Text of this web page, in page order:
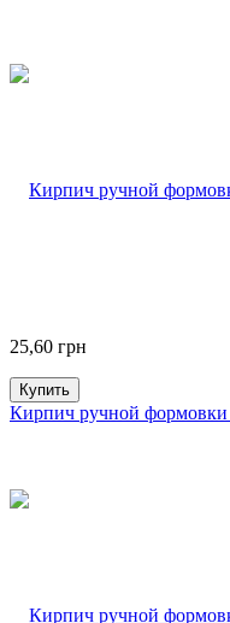
25,60 грн
Купить
Кирпич ручной формовки